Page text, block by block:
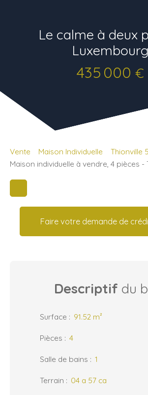
Le calme à deux
Luxembourg
435 000 €
Vente Maison Individuelle
Thionville
Maison individuelle à vendre, 4 pièces -
Faire votre demande de
Descriptif du
Surface : 91.52 m²
Pièces : 4
Salle de bains : 1
Terrain : 04 a 57 ca